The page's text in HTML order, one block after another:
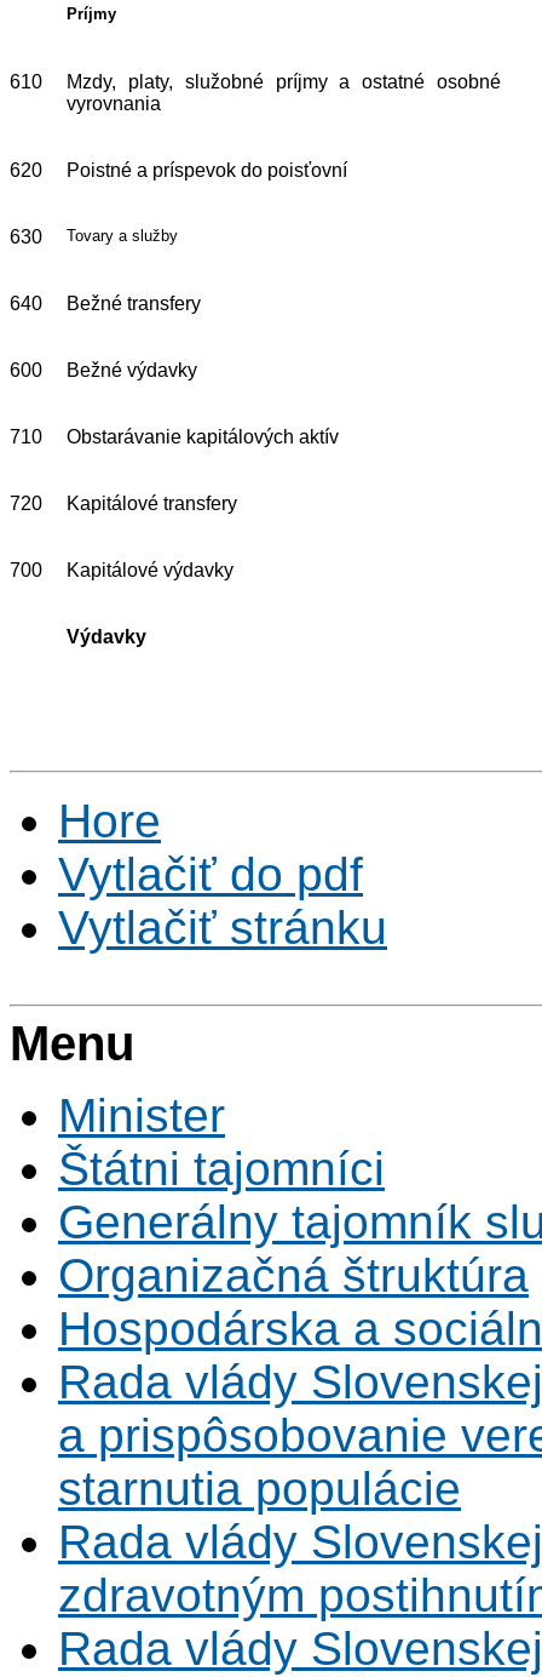
Príjmy
610
Mzdy, platy, služobné príjmy a ostatné osobné
vyrovnania
620 Poistné a príspevok do poisťovní
630 Tovary a služby
640 Bežné transfery
600 Bežné výdavky
710 Obstarávanie kapitálových aktív
720 Kapitálové transfery
700 Kapitálové výdavky
Výdavky
Hore
Vytlačiť do pdf
Vytlačiť stránku
Menu
Minister
Štátni tajomníci
Generálny tajomník
Organizačná štruktúra
Hospodárska a
Rada vlády
a prispôsobovanie
starnutia populácie
Rada vlády
zdravotným
Rada vlády